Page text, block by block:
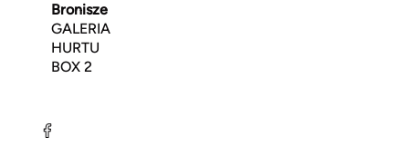
Bronisze
GALERIA
HURTU
BOX 2